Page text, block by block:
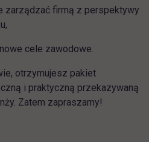
zarządzać firmą z perspektywy
cele zawodowe.
otrzymujesz pakiet
i praktyczną przekazywaną
Zatem zapraszamy!